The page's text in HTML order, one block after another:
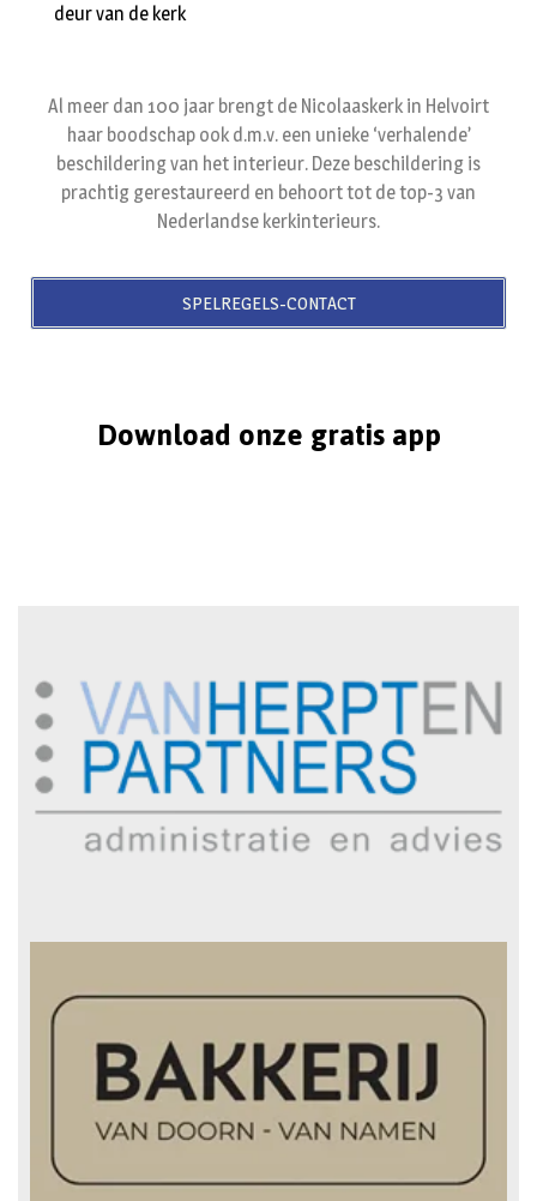
deur van de kerk
Al meer dan 100 jaar brengt de Nicolaaskerk in Helvoirt
haar boodschap ook d.m.v. een unieke ‘verhalende’
beschildering van het interieur. Deze beschildering is
prachtig gerestaureerd en behoort tot de top-3 van
Nederlandse kerkinterieurs.
SPELREGELS-CONTACT
Download onze gratis app